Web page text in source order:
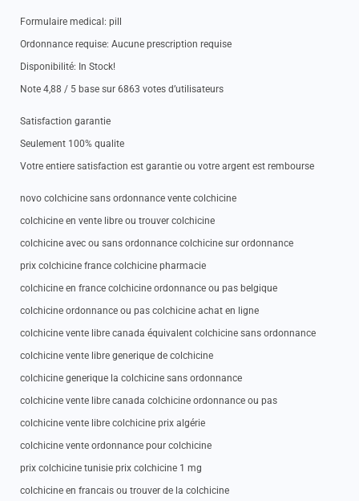
Formulaire medical: pill
Ordonnance requise: Aucune prescription requise
Disponibilité: In Stock!
Note 4,88 / 5 base sur 6863 votes d’utilisateurs
Satisfaction garantie
Seulement 100% qualite
Votre entiere satisfaction est garantie ou votre argent est rembourse
novo colchicine sans ordonnance vente colchicine
colchicine en vente libre ou trouver colchicine
colchicine avec ou sans ordonnance colchicine sur ordonnance
prix colchicine france colchicine pharmacie
colchicine en france colchicine ordonnance ou pas belgique
colchicine ordonnance ou pas colchicine achat en ligne
colchicine vente libre canada équivalent colchicine sans ordonnance
colchicine vente libre generique de colchicine
colchicine generique la colchicine sans ordonnance
colchicine vente libre canada colchicine ordonnance ou pas
colchicine vente libre colchicine prix algérie
colchicine vente ordonnance pour colchicine
prix colchicine tunisie prix colchicine 1 mg
colchicine en francais ou trouver de la colchicine